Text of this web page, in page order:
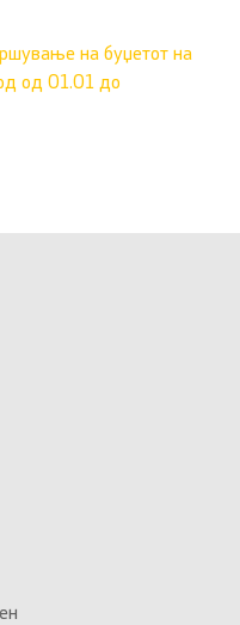
на буџетот на
од 01.01 до